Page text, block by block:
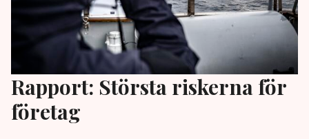
Rapport: Största riskerna för
företag